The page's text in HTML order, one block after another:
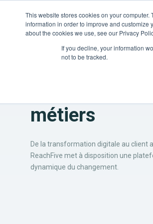
This website stores cookies on your
information in order to improve and customize
about the cookies we use, see our Privacy
If you decline, your information
not to be tracked.
Plateforme Solutions
métiers
De la transformation digitale au client
ReachFive met à disposition une
dynamique du changement.